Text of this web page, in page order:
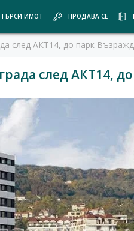
ТЪРСИ ИМОТ ПРОДАВА СЕ
след АКТ14, до парк
след АКТ14,